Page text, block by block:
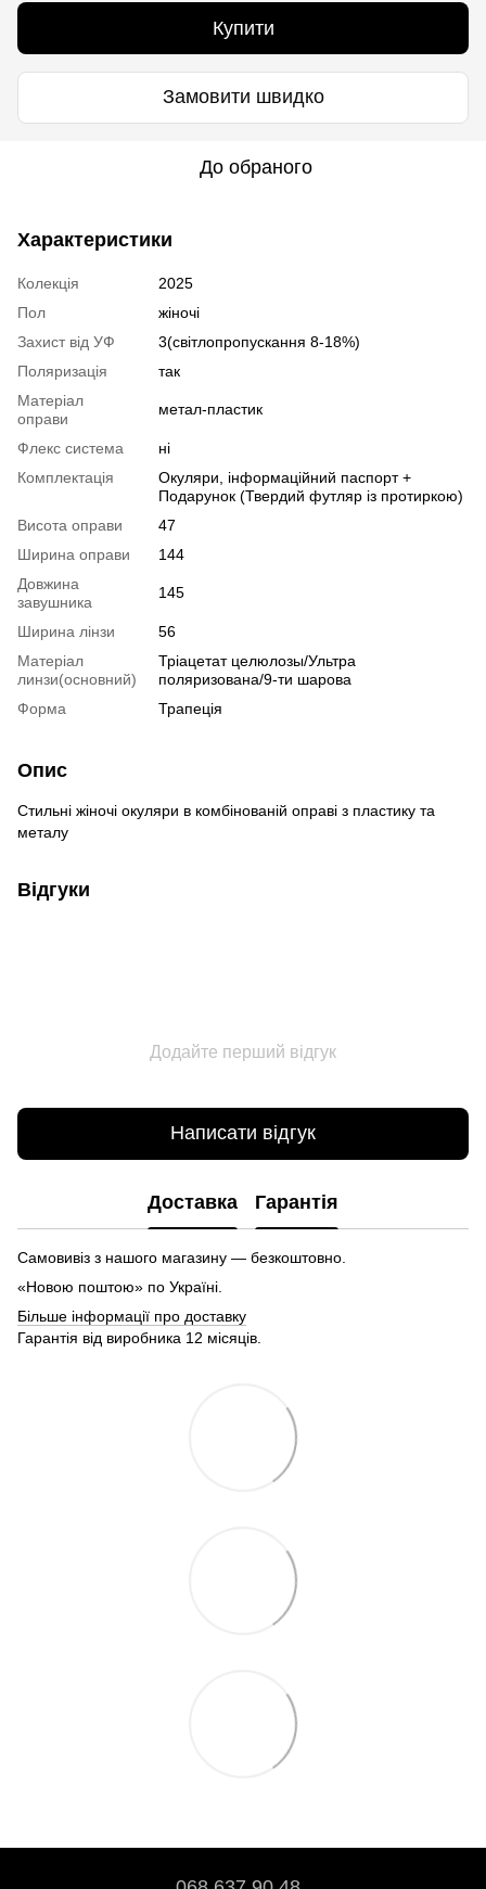
Купити
Замовити швидко
До обраного
Характеристики
Колекція
2025
Пол
жіночі
Захист від УФ
3(світлопропускання 8-18%)
Поляризація
так
Матеріал
оправи
метал-пластик
Флекс система
ні
Комплектація
Окуляри, інформаційний паспорт +
Подарунок (Твердий футляр із протиркою)
Висота оправи
47
Ширина оправи
144
Довжина
завушника
145
Ширина лінзи
56
Матеріал
линзи(основний)
Тріацетат целюлозы/Ультра
поляризована/9-ти шарова
Форма
Трапеція
Опис
Стильні жіночі окуляри в комбінованій оправі з пластику та
металу
Відгуки
Додайте перший відгук
Написати відгук
Доставка Гарантія
Самовивіз з нашого магазину — безкоштовно.
«Новою поштою» по Україні.
Більше інформації про доставку
Гарантія від виробника 12 місяців.